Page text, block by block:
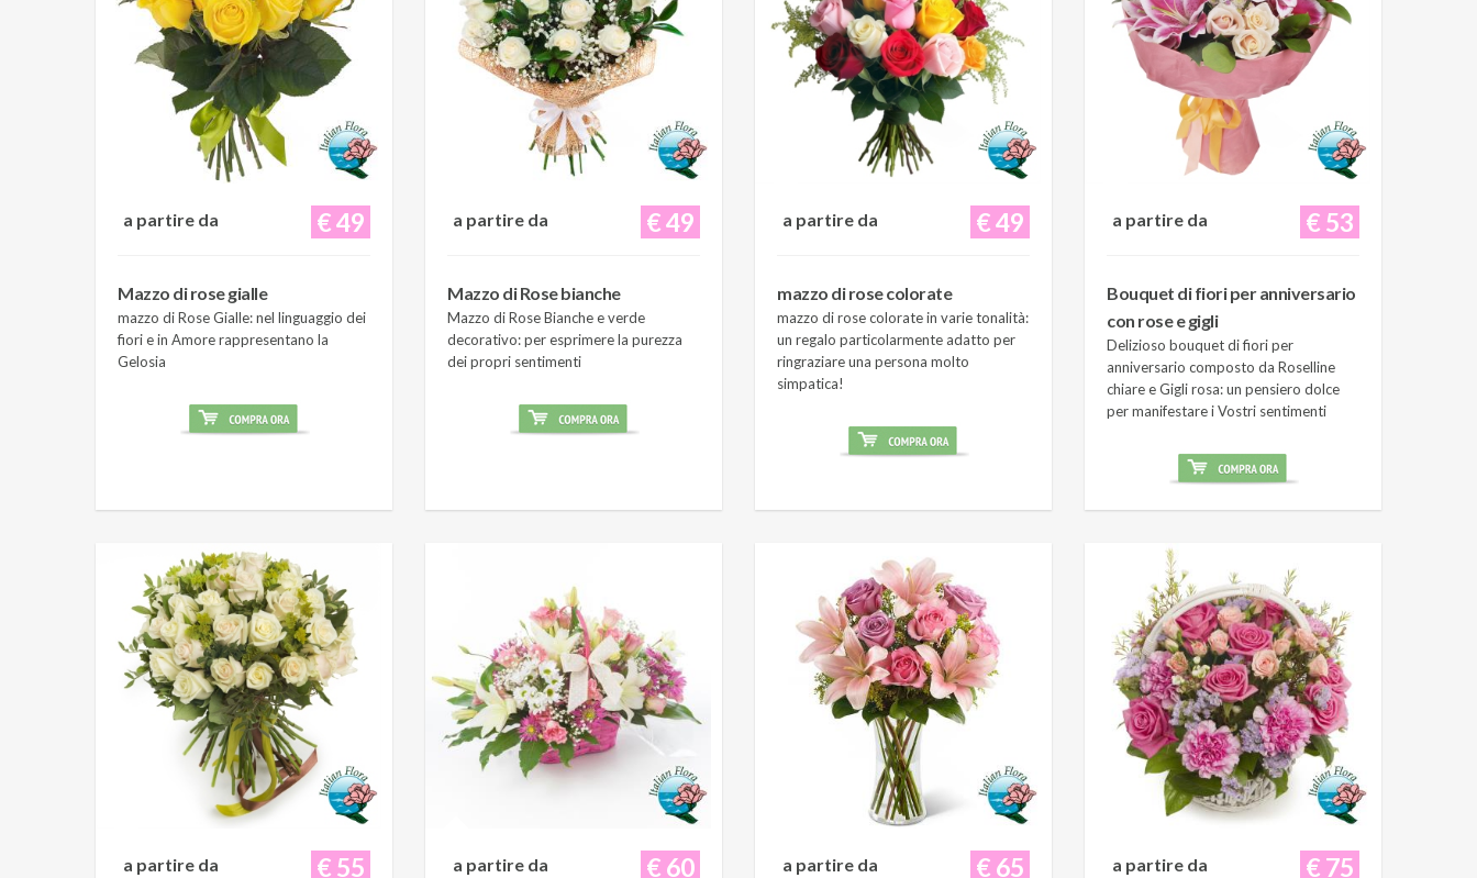
€ 49
a partire da
Mazzo di rose gialle
mazzo di Rose Gialle: nel linguaggio dei
fiori e in Amore rappresentano la
Gelosia
€ 49
a partire da
Mazzo di Rose bianche
Mazzo di Rose Bianche e verde
decorativo: per esprimere la purezza
dei propri sentimenti
€ 49
a partire da
mazzo di rose colorate
mazzo di rose colorate in varie tonalità:
un regalo particolarmente adatto per
ringraziare una persona molto
simpatica!
€ 53
a partire da
Bouquet di fiori per anniversario
con rose e gigli
Delizioso bouquet di fiori per
anniversario composto da Roselline
chiare e Gigli rosa: un pensiero dolce
per manifestare i Vostri sentimenti
€ 55
a partire da € 60
a partire da € 65
a partire da € 75
a partire da